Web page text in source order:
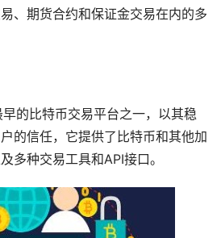
、期货合约和保证金交易在内的多
的比特币交易平台之一，以其稳
的信任，它提供了比特币和其他加
多种交易工具和API接口。